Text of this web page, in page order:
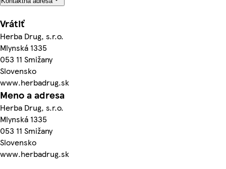
Vrátiť
Herba Drug, s.r.o.
Mlynská 1335
053 11 Smižany
Slovensko
www.herbadrug.sk
Meno a adresa
Herba Drug, s.r.o.
Mlynská 1335
053 11 Smižany
Slovensko
www.herbadrug.sk